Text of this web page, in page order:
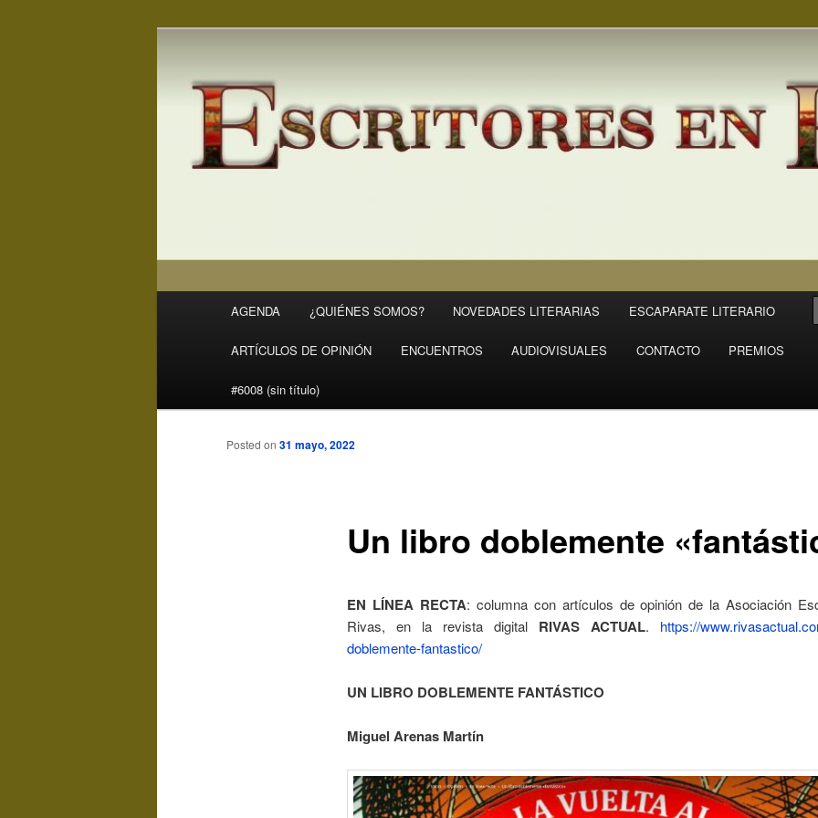
ER
AGENDA ¿QUIÉNES SOMOS? NOVEDADES LITERARIAS ESCAPARATE LITERARIO
ARTÍCULOS DE OPINIÓN ENCUENTROS AUDIOVISUALES CONTACTO PREMIOS
#6008 (sin título)
Un libro doblemente
Posted on 31 mayo, 2022
EN LÍNEA RECTA: columna con artículos de opinión de la Asociación
Rivas, en la revista digital RIVAS ACTUAL. https://
doblemente-fantastico/
UN LIBRO DOBLEMENTE FANTÁSTICO
Miguel Arenas Martín